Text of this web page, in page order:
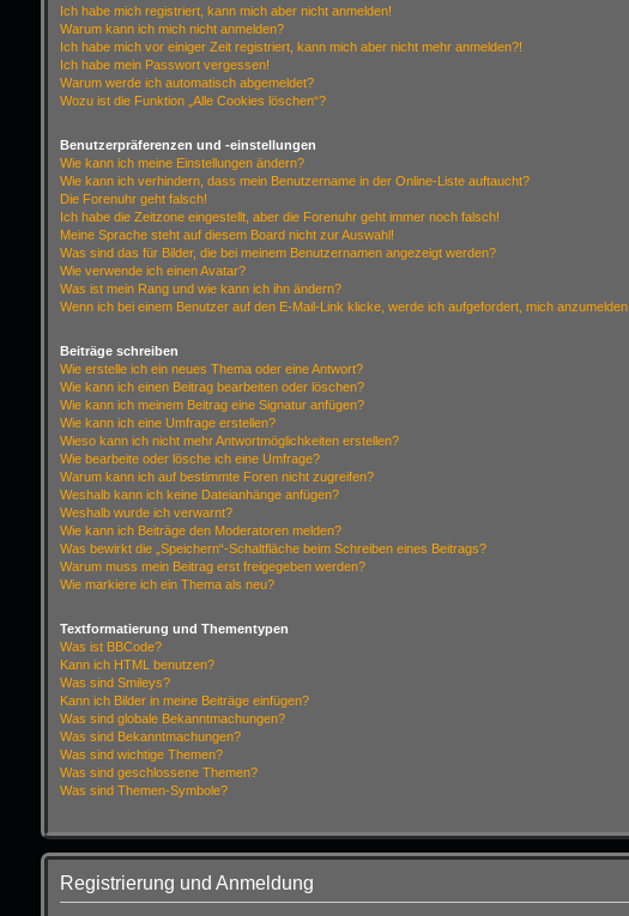
Ich habe mich registriert, kann mich aber nicht anmelden!
Warum kann ich mich nicht anmelden?
Ich habe mich vor einiger Zeit registriert, kann mich aber nicht mehr anmelden?!
Ich habe mein Passwort vergessen!
Warum werde ich automatisch abgemeldet?
Wozu ist die Funktion „Alle Cookies löschen“?
Benutzerpräferenzen und -einstellungen
Wie kann ich meine Einstellungen ändern?
Wie kann ich verhindern, dass mein Benutzername in der Online-Liste auftaucht?
Die Forenuhr geht falsch!
Ich habe die Zeitzone eingestellt, aber die Forenuhr geht immer noch falsch!
Meine Sprache steht auf diesem Board nicht zur Auswahl!
Was sind das für Bilder, die bei meinem Benutzernamen angezeigt werden?
Wie verwende ich einen Avatar?
Was ist mein Rang und wie kann ich ihn ändern?
Wenn ich bei einem Benutzer auf den E-Mail-Link klicke, werde ich aufgefordert, mich anzumelden.
Beiträge schreiben
Wie erstelle ich ein neues Thema oder eine Antwort?
Wie kann ich einen Beitrag bearbeiten oder löschen?
Wie kann ich meinem Beitrag eine Signatur anfügen?
Wie kann ich eine Umfrage erstellen?
Wieso kann ich nicht mehr Antwortmöglichkeiten erstellen?
Wie bearbeite oder lösche ich eine Umfrage?
Warum kann ich auf bestimmte Foren nicht zugreifen?
Weshalb kann ich keine Dateianhänge anfügen?
Weshalb wurde ich verwarnt?
Wie kann ich Beiträge den Moderatoren melden?
Was bewirkt die „Speichern“-Schaltfläche beim Schreiben eines Beitrags?
Warum muss mein Beitrag erst freigegeben werden?
Wie markiere ich ein Thema als neu?
Textformatierung und Thementypen
Was ist BBCode?
Kann ich HTML benutzen?
Was sind Smileys?
Kann ich Bilder in meine Beiträge einfügen?
Was sind globale Bekanntmachungen?
Was sind Bekanntmachungen?
Was sind wichtige Themen?
Was sind geschlossene Themen?
Was sind Themen-Symbole?
Registrierung und Anmeldung